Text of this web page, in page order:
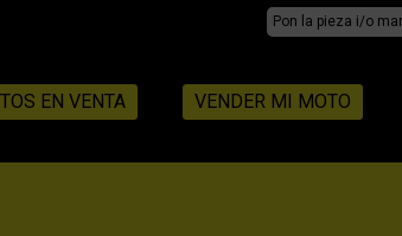
Search:
EN VENTA VENDER MI MOTO